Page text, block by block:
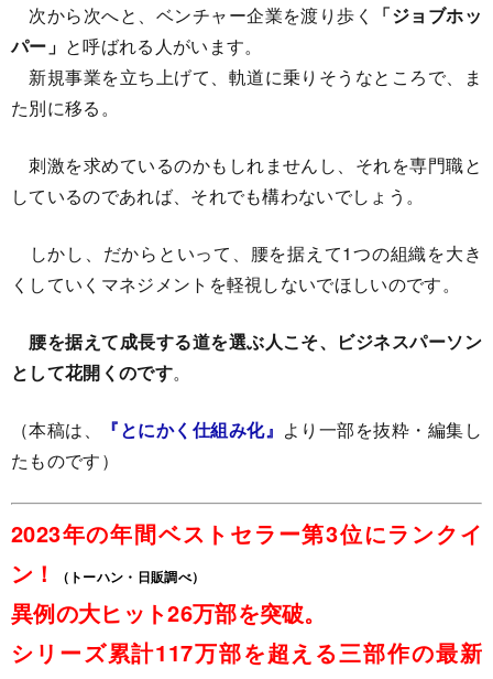
次から次へと、ベンチャー企業を渡り歩く
「ジョブホッ
パー」 と呼ばれる人がいます。
新規事業を立ち上げて、軌道に乗りそうなところで、ま
た別に移る。
刺激を求めているのかもしれませんし、それを専門職と
しているのであれば、それでも構わないでしょう。
しかし、だからといって、腰を据えて1つの組織を大き
くしていくマネジメントを軽視しないでほしいのです。
腰を据えて成長する道を選ぶ人こそ、ビジネスパーソン
として花開くのです。
（本稿は、 『とにかく仕組み化』 より一部を抜粋・編集し
たものです）
2023年の年間ベストセラー第3位にランクイ
ン！
（トーハン・日販調べ）
異例の大ヒット26万部を突破。
シリーズ累計117万部を超える三部作の最新